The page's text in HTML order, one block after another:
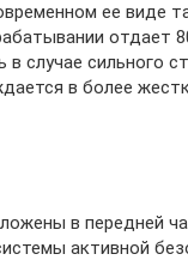
ее виде
отдает
в случае сильного
в более
в передней
активной